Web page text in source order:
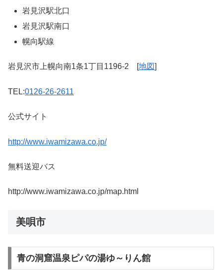
岩見沢駅北口
岩見沢駅南口
幌向駅線
岩見沢市上幌向南1条1丁目1196-2 [地図]
TEL:0126-26-2611
公式サイト
http://www.iwamizawa.co.jp/
無料送迎バス
http://www.iwamizawa.co.jp/map.html
美唄市
青の洞窟温泉ピパの湯ゆ～りん館